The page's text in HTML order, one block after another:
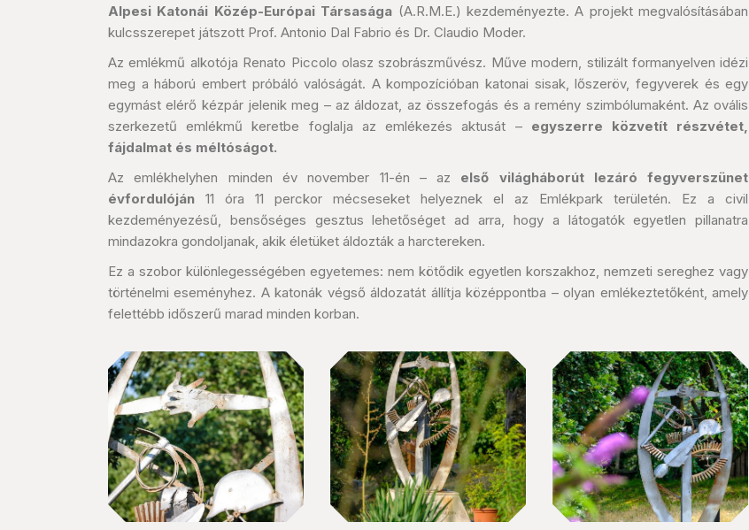
Alpesi Katonái Közép-Európai Társasága (A.R.M.E.) kezdeményezte. A projekt megvalósításában
kulcsszerepet játszott Prof. Antonio Dal Fabrio és Dr. Claudio Moder.
Az emlékmű alkotója Renato Piccolo olasz szobrászművész. Műve modern, stilizált formanyelven idézi
meg a háború embert próbáló valóságát. A kompozícióban katonai sisak, lőszeröv, fegyverek és egy
egymást elérő kézpár jelenik meg – az áldozat, az összefogás és a remény szimbólumaként. Az ovális
szerkezetű emlékmű keretbe foglalja az emlékezés aktusát – egyszerre közvetít részvétet,
fájdalmat és méltóságot.
Az emlékhelyhen minden év november 11-én – az első világháborút lezáró fegyverszünet
évfordulóján 11 óra 11 perckor mécseseket helyeznek el az Emlékpark területén. Ez a civil
kezdeményezésű, bensőséges gesztus lehetőséget ad arra, hogy a látogatók egyetlen pillanatra
mindazokra gondoljanak, akik életüket áldozták a harctereken.
Ez a szobor különlegességében egyetemes: nem kötődik egyetlen korszakhoz, nemzeti sereghez vagy
történelmi eseményhez. A katonák végső áldozatát állítja középpontba – olyan emlékeztetőként, amely
felettébb időszerű marad minden korban.